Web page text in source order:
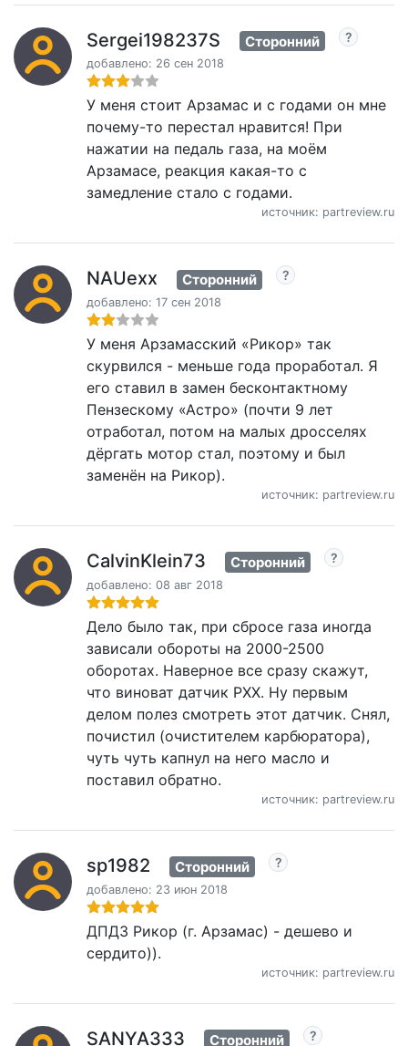
Sergei198237S Сторонний
добавлено: 26 сен 2018
У меня стоит Арзамас и с годами он мне
почему-то перестал нравится! При
нажатии на педаль газа, на моём
Арзамасе, реакция какая-то с
замедление стало с годами.
источник: partreview.ru
NAUexx Сторонний
добавлено: 17 сен 2018
У меня Арзамасский «Рикор» так
скурвился - меньше года проработал. Я
его ставил в замен бесконтактному
Пензескому «Астро» (почти 9 лет
отработал, потом на малых дросселях
дёргать мотор стал, поэтому и был
заменён на Рикор).
источник: partreview.ru
CalvinKlein73 Сторонний
добавлено: 08 авг 2018
Дело было так, при сбросе газа иногда
зависали обороты на 2000-2500
оборотах. Наверное все сразу скажут,
что виноват датчик РХХ. Ну первым
делом полез смотреть этот датчик. Снял,
почистил (очистителем карбюратора),
чуть чуть капнул на него масло и
поставил обратно.
источник: partreview.ru
sp1982 Сторонний
добавлено: 23 июн 2018
ДПДЗ Рикор (г. Арзамас) - дешево и
сердито)).
источник: partreview.ru
SANYA333 Сторонний